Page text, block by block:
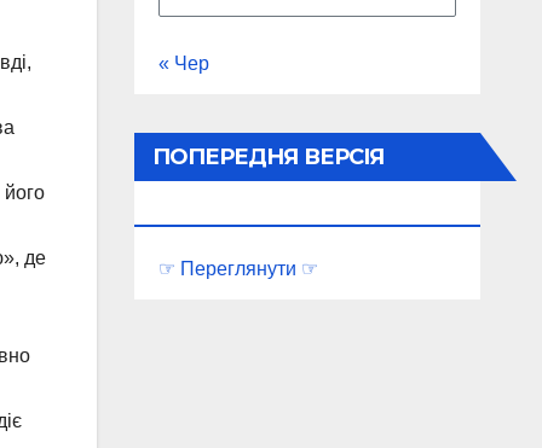
де
« Чер
ПОПЕРЕДНЯ ВЕРСІЯ
☞ Переглянути ☞